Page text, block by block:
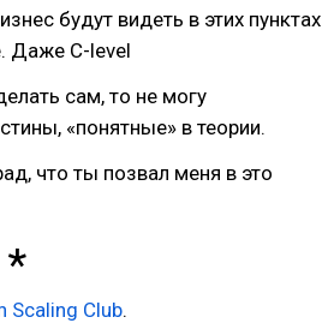
будут видеть в этих пунктах
Даже C-level
сам, то не могу
«понятные» в теории.
что ты позвал меня в это
Scaling Club.